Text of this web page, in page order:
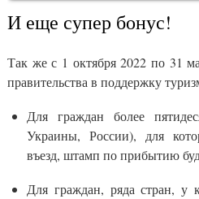
И еще супер бонус!
Так же с 1 октября 2022 по 31
правительства в поддержку
Для граждан более
Украины, России), для
въезд, штамп по прибытию
Для граждан, ряда стран, у